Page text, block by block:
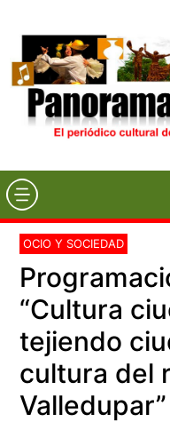
OCIO Y SOCIEDAD
“Cultura
tejiendo
cultura del
Valledupar”